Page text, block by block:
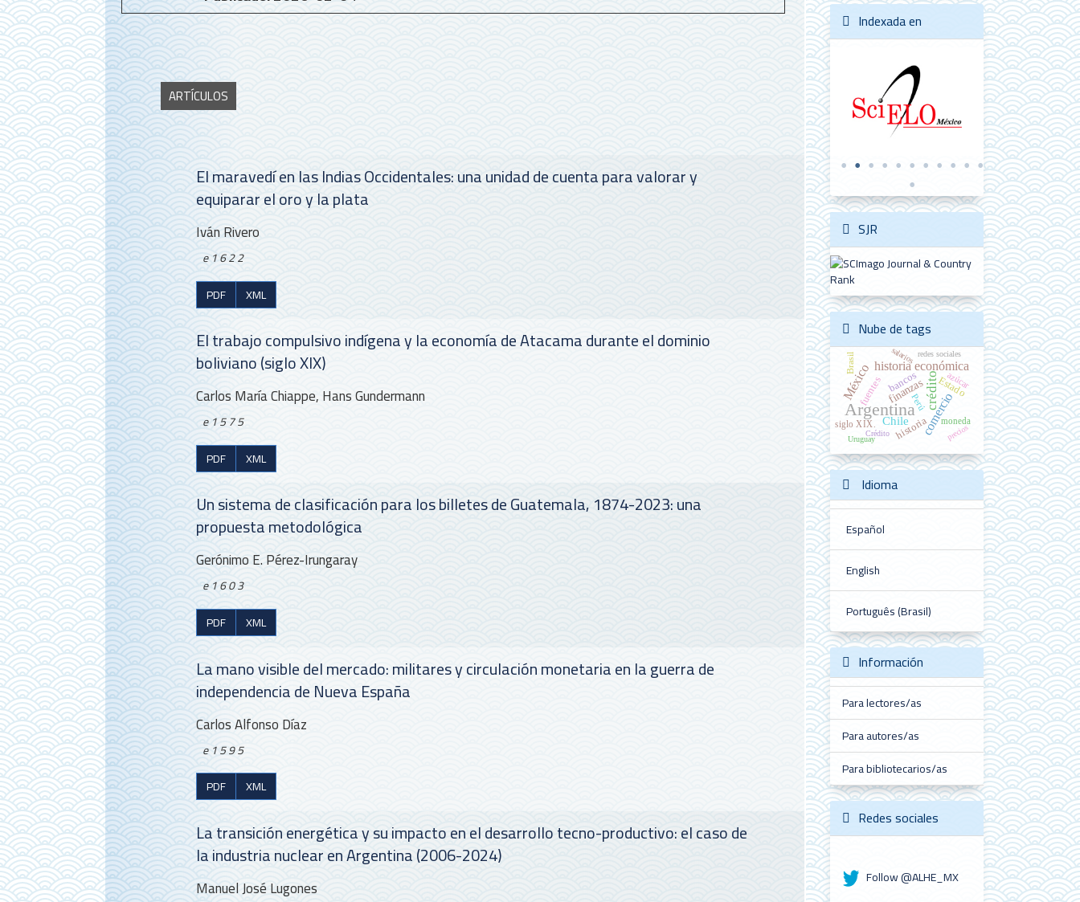
ARTÍCULOS
El maravedí en las Indias Occidentales: una unidad de cuenta para valorar y
equiparar el oro y la plata
Iván Rivero
e1622
PDF
XML
El trabajo compulsivo indígena y la economía de Atacama durante el dominio
boliviano (siglo XIX)
Carlos María Chiappe, Hans Gundermann
e1575
PDF
XML
Un sistema de clasificación para los billetes de Guatemala, 1874-2023: una
propuesta metodológica
Gerónimo E. Pérez-Irungaray
e1603
PDF
XML
La mano visible del mercado: militares y circulación monetaria en la guerra de
independencia de Nueva España
Carlos Alfonso Díaz
e1595
PDF
XML
La transición energética y su impacto en el desarrollo tecno-productivo: el caso de
la industria nuclear en Argentina (2006-2024)
Manuel José Lugones
Indexada en
SJR
Nube de tags
Argentina crédito
comercio
historia económica
México
Chile
finanzas
fuentes Estado
bancos
historia moneda
siglo XIX.
azúcar
Perú
Brasil
precios
salarios
Crédito
redes sociales
Uruguay
Idioma
Español
English
Português (Brasil)
Información
Para lectores/as
Para autores/as
Para bibliotecarios/as
Redes sociales
Follow @ALHE_MX